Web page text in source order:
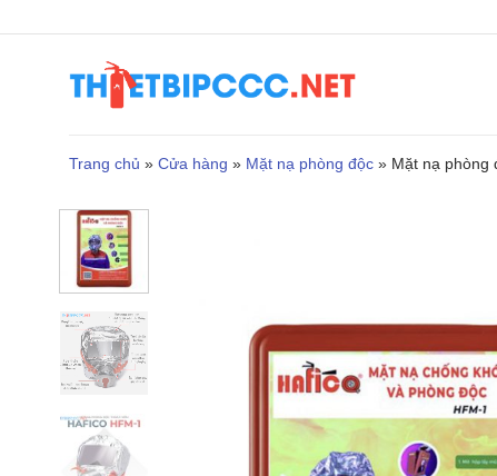
qua
Trang chủ » Cửa hàng » Mặt nạ phòng độc » Mặt nạ phòng